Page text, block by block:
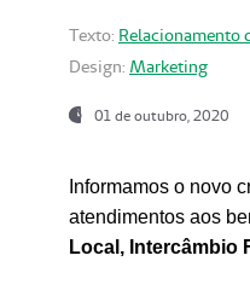
Texto: Relacionamento
Design: Marketing
01 de outubro, 2020
Informamos o novo
atendimentos aos
Local, Intercâmbio